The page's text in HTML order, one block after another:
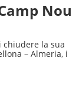
Nou
chiudere la sua
– Almeria, i